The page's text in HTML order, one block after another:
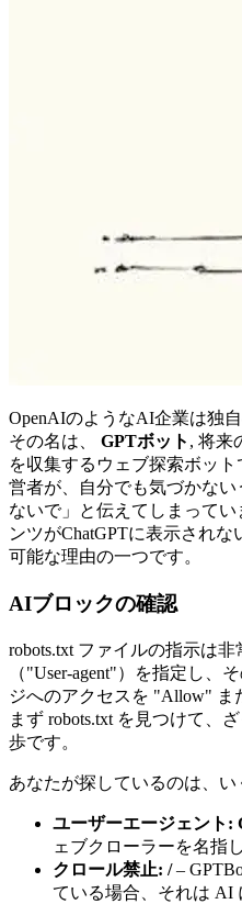
OpenAIのようなAI企業は独
その名は、 GPTボット , 将来
を収集するウェブ探索ボッ
営者が、自分でも気づかな
ないで」と伝えてしまって
ンツがChatGPTに表示され
可能な理由の一つです。
AIブロックの確認
robots.txt ファイルの指示は
（"User-agent"）を指定し、
ジへのアクセスを "Allow" ま
まず robots.txt を見つけて、
歩です。
あなたが探しているのは、
ユーザーエージェント:
ェブクローラーを名指
クロール禁止: /–
ている場合、それは AI